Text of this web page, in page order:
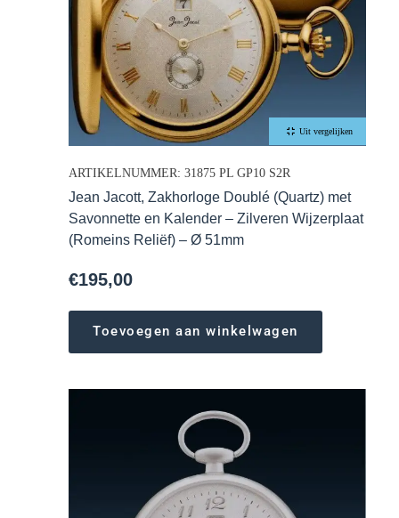
Uit vergelijken
ARTIKELNUMMER: 31875 PL GP10 S2R
Jean Jacott, Zakhorloge Doublé (Quartz) met
Savonnette en Kalender – Zilveren Wijzerplaat
(Romeins Reliëf) – Ø 51mm
€195,00
Toevoegen aan winkelwagen